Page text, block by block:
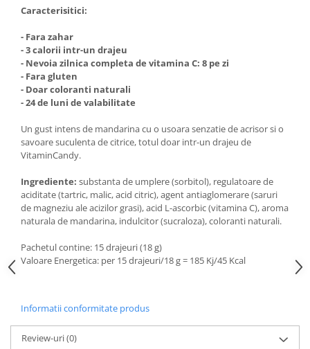
Ondulatoare si placi de par
Placi de par
Uscatoare si perii electrice
Uscatoare
Perii electrice
Articole ingrijire copii
Aspiratoare nazale
Pompe de san
Incalzitoare si sterilizatoare
Diverse
Electrocasnice & climatizare
Purificatoare
Electrocasnice mici
Suplimente nutritive
Proteine si aminoacizi
Caracterisitici:
- Fara zahar
- 3 calorii intr-un drajeu
- Nevoia zilnica completa de vitamina C: 8 pe zi
- Fara gluten
- Doar coloranti naturali
- 24 de luni de valabilitate
Un gust intens de mandarina cu o usoara senzatie de acrisor si o
savoare suculenta de citrice, totul doar intr-un drajeu de
VitaminCandy.
Ingrediente: substanta de umplere (sorbitol), regulatoare de
aciditate (tartric, malic, acid citric), agent antiaglomerare (saruri
de magneziu ale acizilor grasi), acid L-ascorbic (vitamina C), aroma
naturala de mandarina, indulcitor (sucraloza), coloranti naturali.
Pachetul contine: 15 drajeuri (18 g)
Valoare Energetica: per 15 drajeuri/18 g = 185 Kj/45 Kcal
Informatii conformitate produs
Review-uri(0)